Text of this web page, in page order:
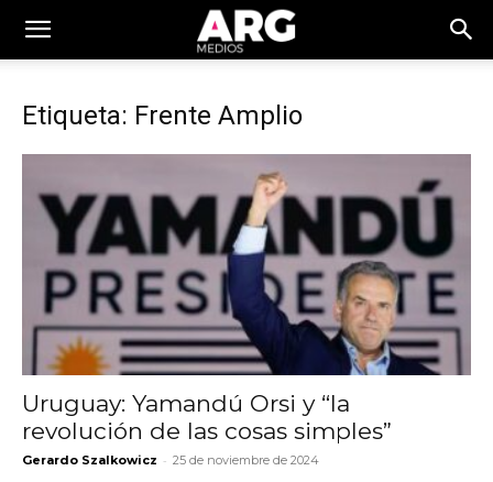
Etiqueta: Frente Amplio
Uruguay: Yamandú Orsi y “la
revolución de las cosas simples”
Gerardo Szalkowicz - 25 de noviembre de 2024